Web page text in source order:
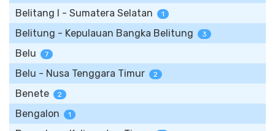
Belitang I - Sumatera Selatan 1
Belitung - Kepulauan Bangka Belitung 3
Belu 7
Belu - Nusa Tenggara Timur 2
Benete 2
Bengalon 1